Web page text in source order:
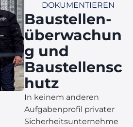
DOKUMENTIEREN
Baustellen­
überwachun
g und
Baustellensc
hutz
In keinem anderen
Aufgabenprofil privater
Sicherheitsunternehme